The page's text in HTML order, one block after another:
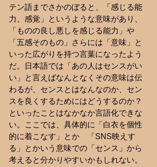
テン語までさかのぼると、「感じる能
力、感覚」というような意味があり、
「ものの良し悪しを感じる能力」や
「五感そのもの」さらには「意味」と
いった広がりを持つ言葉になったよう
だ。日本語では「あの人はセンスがい
い」と言えばなんとなくその意味は伝
わるが、センスとはなんなのか、セン
スを良くするためにはどうするのか？
といったことはなかなか言語化できな
い。ここでは、具体的に「白衣を個性
的に着こなす」とか　「SNS映えす
る」とかいう意味での「センス」から
考えると分かりやすいかもしれない。